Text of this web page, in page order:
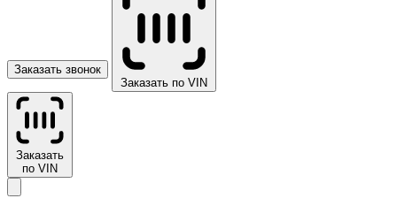
Заказать звонок
Заказать по VIN
Заказать
по VIN